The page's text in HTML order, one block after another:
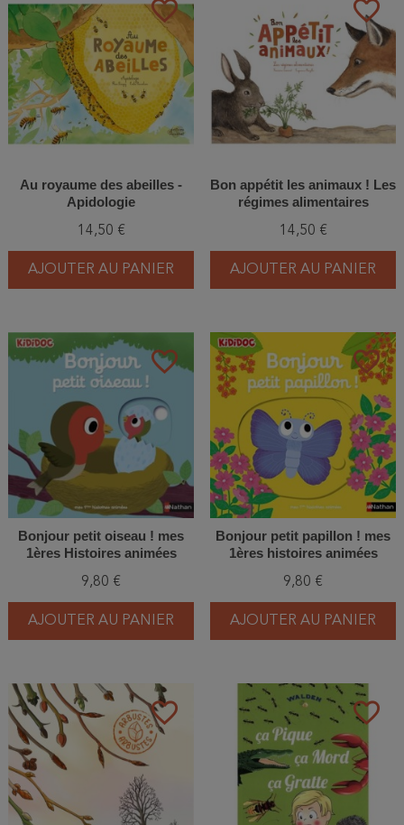
favorite_border
Au royaume des abeilles -
Apidologie
14,50 €
AJOUTER AU PANIER
favorite_border
Bon appétit les animaux ! Les
régimes alimentaires
14,50 €
AJOUTER AU PANIER
favorite_border
Bonjour petit oiseau ! mes
1ères Histoires animées
9,80 €
AJOUTER AU PANIER
favorite_border
Bonjour petit papillon ! mes
1ères histoires animées
9,80 €
AJOUTER AU PANIER
favorite_border favorite_border